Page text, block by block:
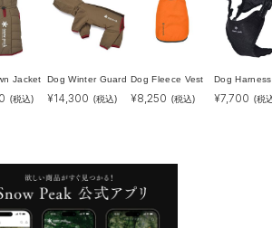
Jacket
(税込)
Dog Winter Guard
¥14,300 (税込)
Dog Fleece Vest
¥8,250 (税込)
Dog Harness
¥7,700 (税